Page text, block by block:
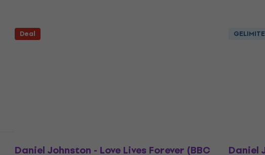
Deal
Daniel Johnston - Love Lives Forever (BBC Daniel